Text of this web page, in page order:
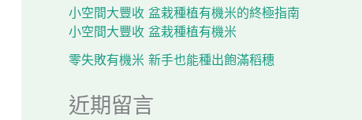
小空間大豐收 盆栽種植有機米的終極指南
小空間大豐收 盆栽種植有機米
零失敗有機米 新手也能種出飽滿稻穗
近期留言